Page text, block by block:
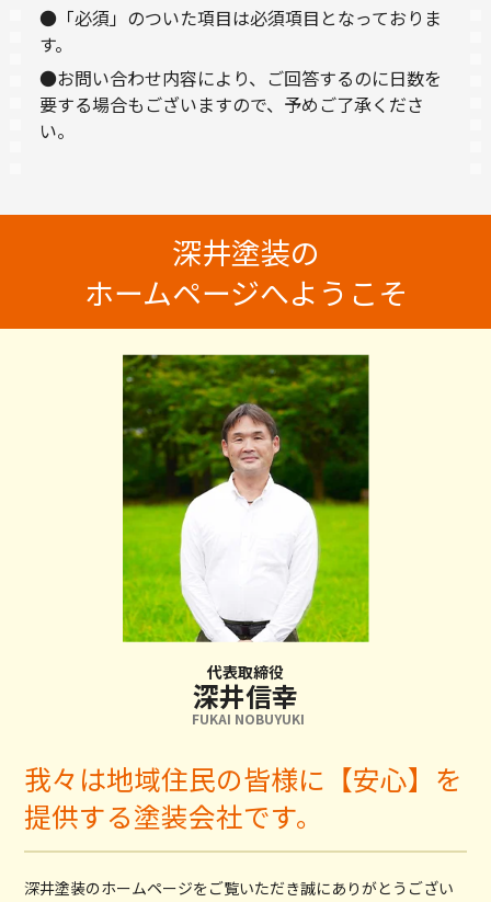
●「必須」のついた項目は必須項目となっておりま
す。
●お問い合わせ内容により、ご回答するのに日数を
要する場合もございますので、予めご了承くださ
い。
深井塗装の
ホームページへようこそ
代表取締役
深井信幸
FUKAI NOBUYUKI
我々は地域住民の皆様に【安心】を
提供する塗装会社です。
深井塗装のホームページをご覧いただき誠にありがとうござい